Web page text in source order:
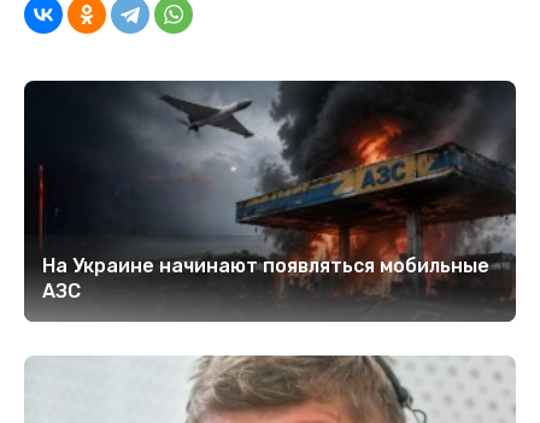
На Украине начинают появляться мобильные
АЗС